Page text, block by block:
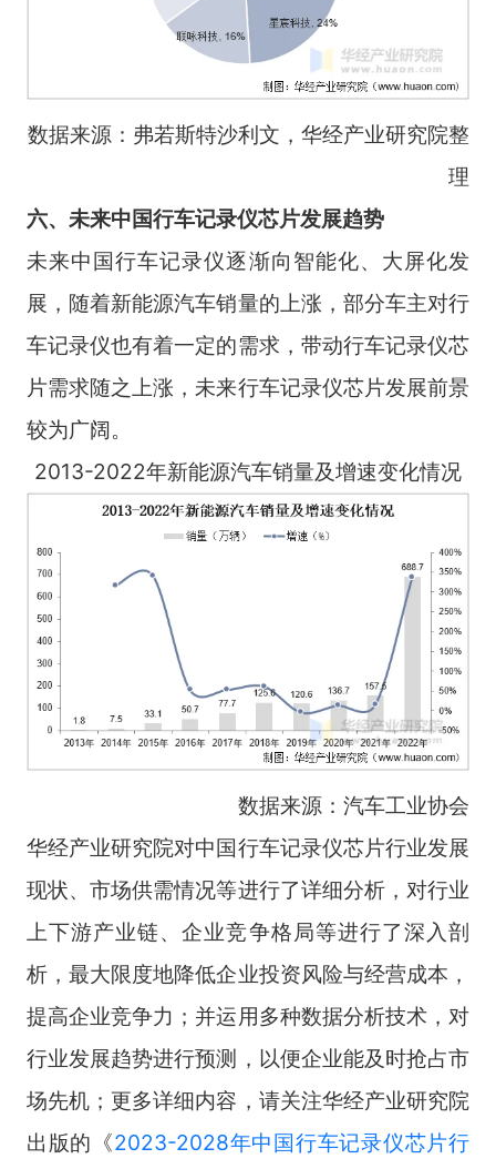
数据来源：弗若斯特沙利文，华经产业研究院整
理
六、未来中国行车记录仪芯片发展趋势
未来中国行车记录仪逐渐向智能化、大屏化发
展，随着新能源汽车销量的上涨，部分车主对行
车记录仪也有着一定的需求，带动行车记录仪芯
片需求随之上涨，未来行车记录仪芯片发展前景
较为广阔。
2013-2022年新能源汽车销量及增速变化情况
数据来源：汽车工业协会
华经产业研究院对中国行车记录仪芯片行业发展
现状、市场供需情况等进行了详细分析，对行业
上下游产业链、企业竞争格局等进行了深入剖
析，最大限度地降低企业投资风险与经营成本，
提高企业竞争力；并运用多种数据分析技术，对
行业发展趋势进行预测，以便企业能及时抢占市
场先机；更多详细内容，请关注华经产业研究院
出版的《2023-2028年中国行车记录仪芯片行